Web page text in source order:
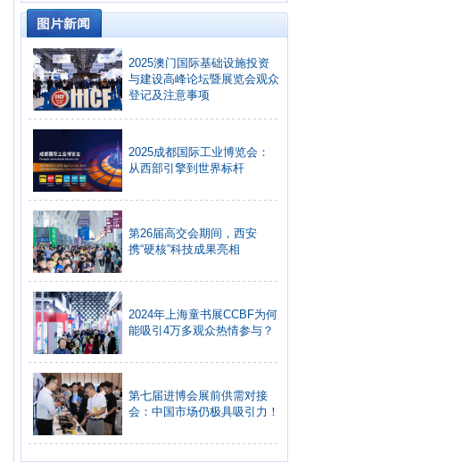
2025澳门国际基础设施投资
与建设高峰论坛暨展览会观众
登记及注意事项
2025成都国际工业博览会：
从西部引擎到世界标杆
第26届高交会期间，西安
携“硬核”科技成果亮相
2024年上海童书展CCBF为何
能吸引4万多观众热情参与？
第七届进博会展前供需对接
会：中国市场仍极具吸引力！